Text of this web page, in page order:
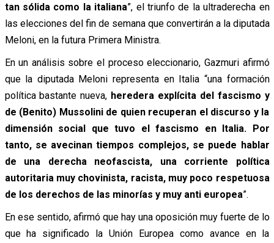
tan sólida como la italiana”, el triunfo de la ultraderecha en
las elecciones del fin de semana que convertirán a la diputada
Meloni, en la futura Primera Ministra.
En un análisis sobre el proceso eleccionario, Gazmuri afirmó
que la diputada Meloni representa en Italia “una formación
política bastante nueva, heredera explícita del fascismo y
de (Benito) Mussolini de quien recuperan el discurso y la
dimensión social que tuvo el fascismo en Italia. Por
tanto, se avecinan tiempos complejos, se puede hablar
de una derecha neofascista, una corriente política
autoritaria muy chovinista, racista, muy poco respetuosa
de los derechos de las minorías y muy anti europea”.
En ese sentido, afirmó que hay una oposición muy fuerte de lo
que ha significado la Unión Europea como avance en la